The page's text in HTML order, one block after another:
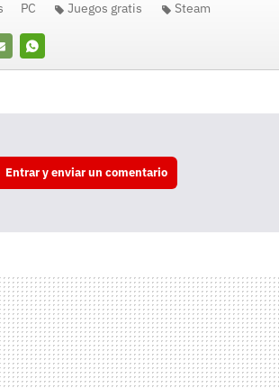
Whatsapp
PC Juegos gratis Steam
Entrar y enviar un comentario